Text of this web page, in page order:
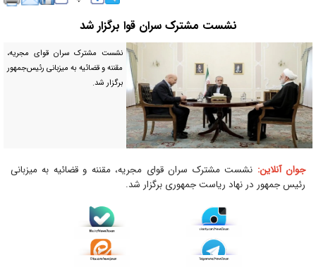
نشست مشترک سران قوا برگزار شد
نشست مشترک سران قوای مجریه،
مقننه و قضائیه به میزبانی رئیس‌جمهور
برگزار شد.
جوان آنلاین: نشست مشترک سران قوای مجریه، مقننه و قضائیه به میزبانی
رئیس جمهور در نهاد ریاست جمهوری برگزار شد.